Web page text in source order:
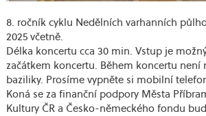
8. ročník cyklu Nedělních varhanních
2025 včetně.
Délka koncertu cca 30 min. Vstup je
začátkem koncertu. Během koncertu není
baziliky. Prosíme vypněte si mobilní
Koná se za finanční podpory Města
Kultury ČR a Česko-německého fondu